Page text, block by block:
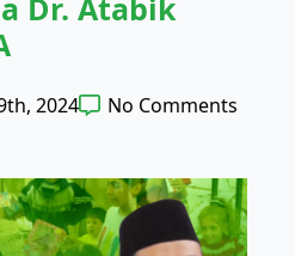
Dr. Atabik
2024 No Comments